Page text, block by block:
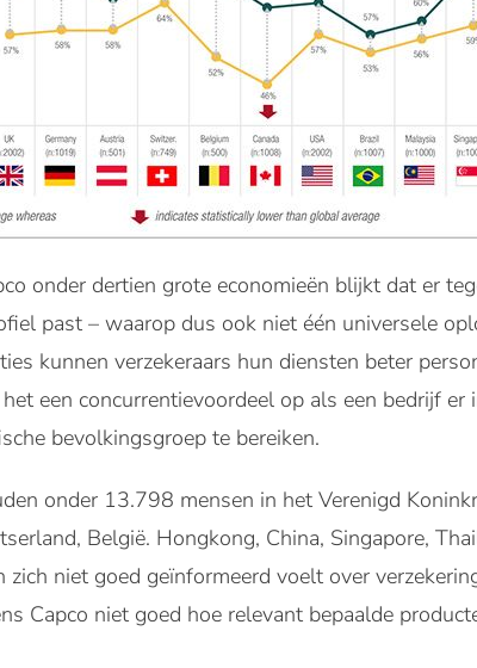
onder dertien grote economieën blijkt dat er
past – waarop dus ook niet één universele
kunnen verzekeraars hun diensten beter
een concurrentievoordeel op als een bedrijf er
bevolkingsgroep te bereiken.
onder 13.798 mensen in het Verenigd
België. Hongkong, China, Singapore,
niet goed geïnformeerd voelt over
Capco niet goed hoe relevant bepaalde